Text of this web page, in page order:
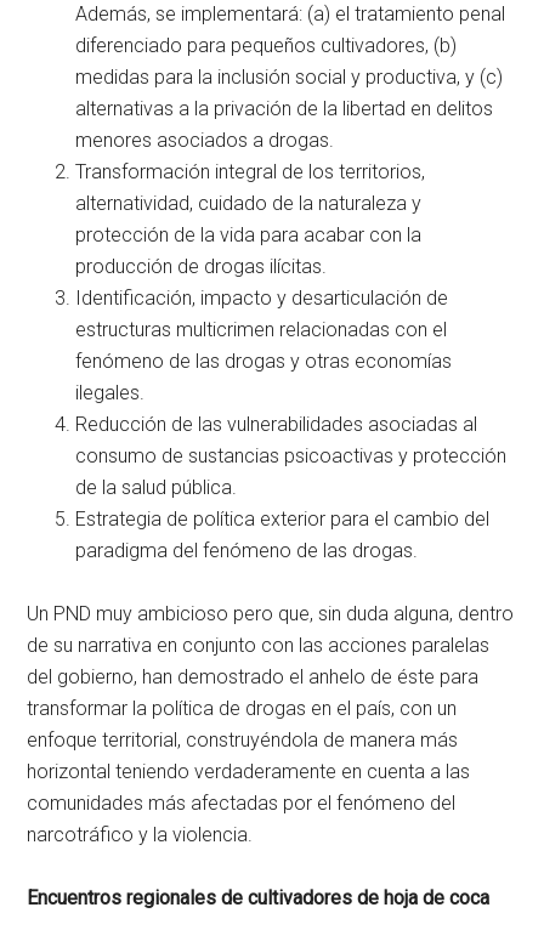
Además, se implementará: (a) el tratamiento penal
diferenciado para pequeños cultivadores, (b)
medidas para la inclusión social y productiva, y (c)
alternativas a la privación de la libertad en delitos
menores asociados a drogas.
Transformación integral de los territorios,
alternatividad, cuidado de la naturaleza y
protección de la vida para acabar con la
producción de drogas ilícitas.
Identificación, impacto y desarticulación de
estructuras multicrimen relacionadas con el
fenómeno de las drogas y otras economías
ilegales.
Reducción de las vulnerabilidades asociadas al
consumo de sustancias psicoactivas y protección
de la salud pública.
Estrategia de política exterior para el cambio del
paradigma del fenómeno de las drogas.
Un PND muy ambicioso pero que, sin duda alguna, dentro
de su narrativa en conjunto con las acciones paralelas
del gobierno, han demostrado el anhelo de éste para
transformar la política de drogas en el país, con un
enfoque territorial, construyéndola de manera más
horizontal teniendo verdaderamente en cuenta a las
comunidades más afectadas por el fenómeno del
narcotráfico y la violencia.
Encuentros regionales de cultivadores de hoja de coca